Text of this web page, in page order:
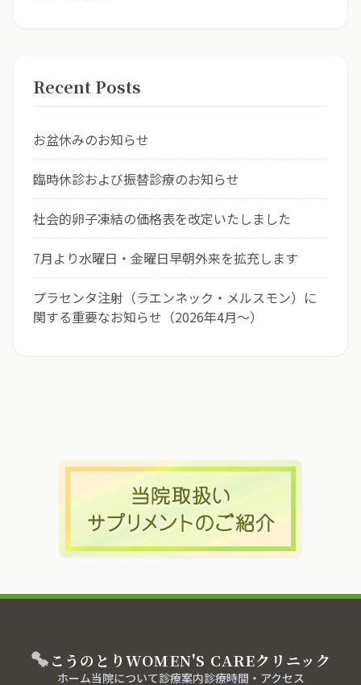
Recent Posts
お盆休みのお知らせ
臨時休診および振替診療のお知らせ
社会的卵子凍結の価格表を改定いたしました
7月より水曜日・金曜日早朝外来を拡充します
プラセンタ注射（ラエンネック・メルスモン）に
関する重要なお知らせ（2026年4月〜）
こうのとりWOMEN'S CAREクリニック
ホーム当院について診療案内診療時間・アクセス